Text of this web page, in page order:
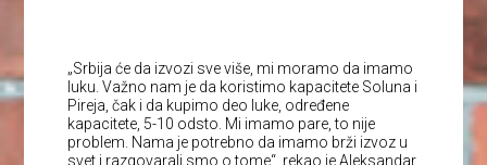
„Srbija će da izvozi sve više, mi moramo da imamo
luku. Važno nam je da koristimo kapacitete Soluna i
Pireja, čak i da kupimo deo luke, određene
kapacitete, 5-10 odsto. Mi imamo pare, to nije
problem. Nama je potrebno da imamo brži izvoz u
svet i razgovarali smo o tome“, rekao je Aleksandar